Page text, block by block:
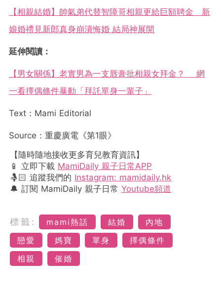
【相親結婚】帥氣弟代替智障哥相親更給巨額聘金 新
娘婚禮見新郎真身崩潰悔婚 結局神展開
延伸閱讀：
【男女關係】老實男為一支唇膏批相親女拜金？ 網
一看擇偶條件暴動「拜託單身一輩子」
Text：Mami Editorial
Source：重慶廣電《第1眼》
【隨時隨地接收更多育兒教育資訊】
📱 立即下載 MamiDaily 親子日常APP
🤱🏻 追蹤我們的 Instagram: mamidaily.hk
🔔 訂閱 MamiDaily 親子日常 Youtube頻道
標籤: mami熱話 結婚
內地
戀愛
媽寶 單身
擇偶條件
相親
催婚